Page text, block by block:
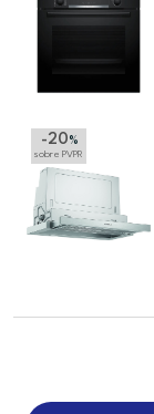
-20 %
sobre PVPR